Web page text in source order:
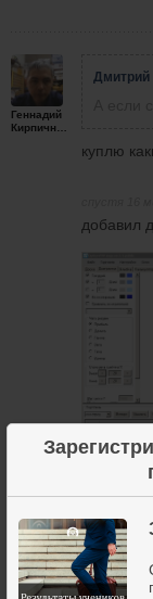
Геннадий
Кирпичников
куплю
добавил
3 апреля